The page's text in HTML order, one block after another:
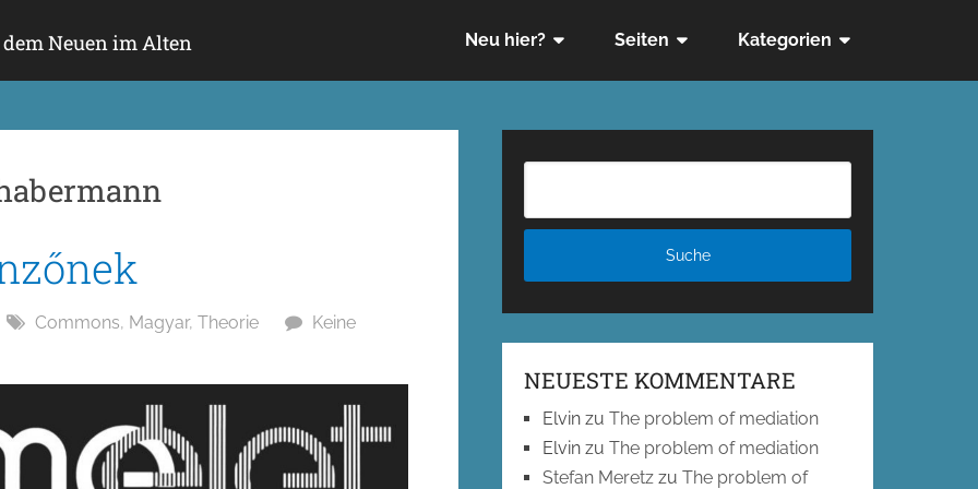
Neuen im Alten Neu hier? Seiten Kategorien
Commons, Magyar, Theorie
Keine
NEUESTE KOMMENTARE
Elvin zuThe problem of mediation
Elvin zuThe problem of mediation
Stefan Meretz zuThe problem of